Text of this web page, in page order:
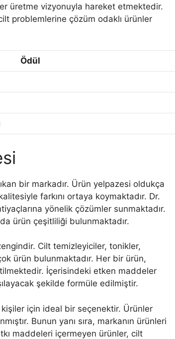
üretme vizyonuyla hareket etmektedir.
problemlerine çözüm odaklı ürünler
Ödül
bir markadır. Ürün yelpazesi oldukça
farkını ortaya koymaktadır. Dr.
yönelik çözümler sunmaktadır.
ürün çeşitliliği bulunmaktadır.
Cilt temizleyiciler, tonikler,
ürün bulunmaktadır. Her bir ürün,
İçerisindeki etken maddeler
şekilde formüle edilmiştir.
kişiler için ideal bir seçenektir. Ürünler
Bunun yanı sıra, markanın ürünleri
maddeleri içermeyen ürünler, cilt